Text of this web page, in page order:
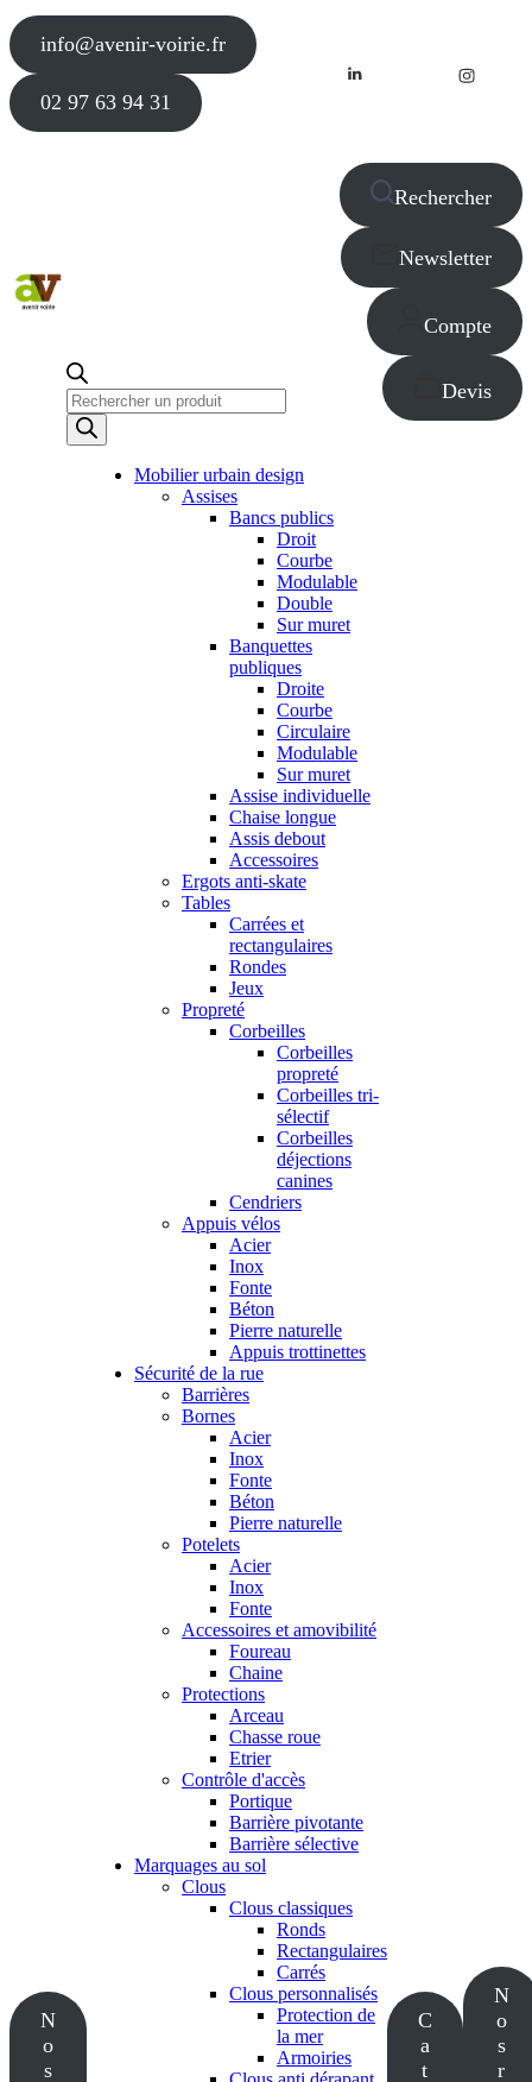
info@avenir-voirie.fr
02 97 63 94 31
Recherche
de
produits
Rechercher
Newsletter
Compte
Devis
N
o
s
Mobilier urbain design
Assises
Bancs publics
Droit
Courbe
Modulable
Double
Sur muret
Banquettes
publiques
Droite
Courbe
Circulaire
Modulable
Sur muret
Assise individuelle
Chaise longue
Assis debout
Accessoires
Ergots anti-skate
Tables
Carrées et
rectangulaires
Rondes
Jeux
Propreté
Corbeilles
Corbeilles
propreté
Corbeilles tri-
sélectif
Corbeilles
déjections
canines
Cendriers
Appuis vélos
Acier
Inox
Fonte
Béton
Pierre naturelle
Appuis trottinettes
Sécurité de la rue
Barrières
Bornes
Acier
Inox
Fonte
Béton
Pierre naturelle
Potelets
Acier
Inox
Fonte
Accessoires et amovibilité
Foureau
Chaine
Protections
Arceau
Chasse roue
Etrier
Contrôle d'accès
Portique
Barrière pivotante
Barrière sélective
Marquages au sol
Clous
Clous classiques
Ronds
Rectangulaires
Carrés
Clous personnalisés
Protection de
la mer
Armoiries
C
a
t
N
o
s
r